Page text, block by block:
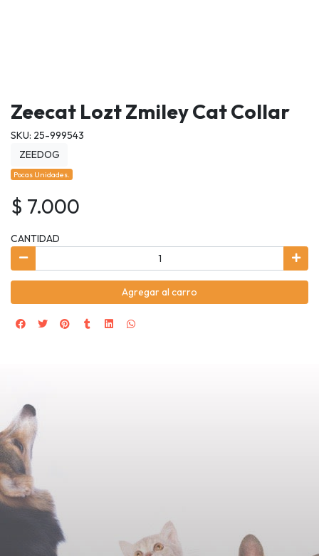
Zeecat Lozt Zmiley Cat Collar
SKU: 25-999543
ZEEDOG
Pocas Unidades.
$ 7.000
CANTIDAD
Agregar al carro